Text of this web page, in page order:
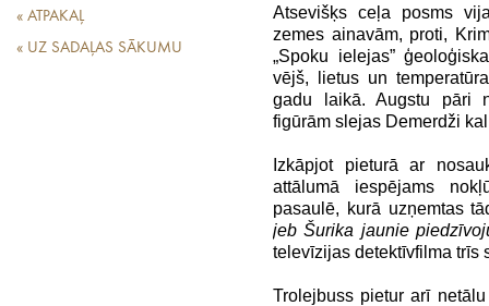
« ATPAKAĻ
« UZ SADAĻAS SĀKUMU
Atsevišķs ceļa posms
zemes ainavām, proti,
„Spoku ielejas”
vējš, lietus un
gadu laikā. Augstu pāri
figūrām slejas Demerdži
Izkāpjot pieturā ar
attālumā iespējams
pasaulē, kurā uzņemtas
jeb Šurika jaunie
televīzijas detektīvfilma trīs
Trolejbuss pietur arī